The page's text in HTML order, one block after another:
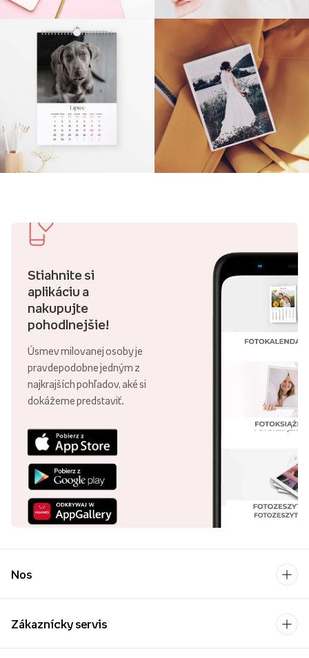
Stiahnite si
aplikáciu a
nakupujte
pohodlnejšie!
Úsmev milovanej osoby je
pravdepodobne jedným z
najkrajších pohľadov, aké si
dokážeme predstaviť.
Nos
Zákaznícky servis